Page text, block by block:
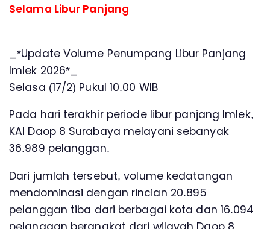
Selama Libur Panjang
_*Update Volume Penumpang Libur Panjang
Imlek 2026*_
Selasa (17/2) Pukul 10.00 WIB
Pada hari terakhir periode libur panjang Imlek,
KAI Daop 8 Surabaya melayani sebanyak
36.989 pelanggan.
Dari jumlah tersebut, volume kedatangan
mendominasi dengan rincian 20.895
pelanggan tiba dari berbagai kota dan 16.094